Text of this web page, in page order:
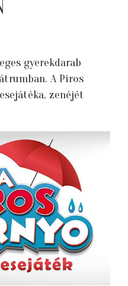
gyerekdarab
A Piros
zenéjét